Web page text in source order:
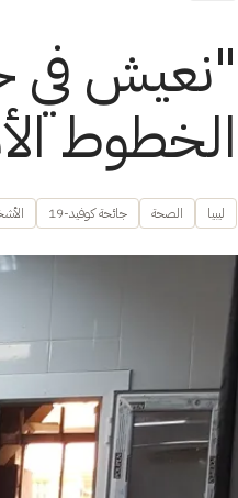
"نعيش في
الخطوط
ليبيا الصحة جائحة كوفيد-19